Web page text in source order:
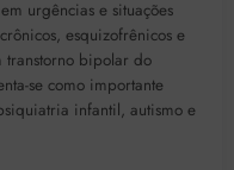
urgências e situações
esquizofrênicos e
transtorno bipolar do
se como importante
infantil, autismo e